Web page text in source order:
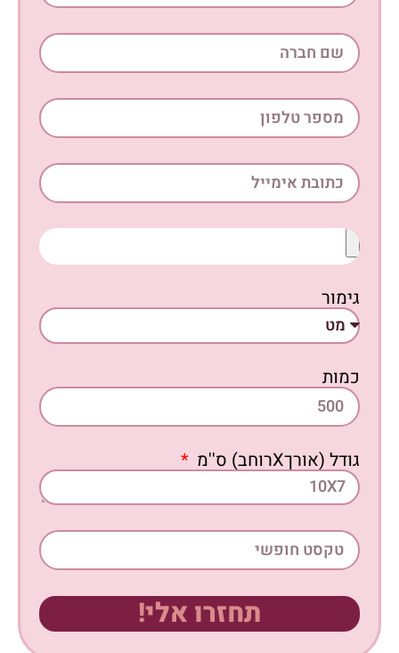
גימור
כמות
גודל (אורךXרוחב) ס''מ
תחזרו אלי!